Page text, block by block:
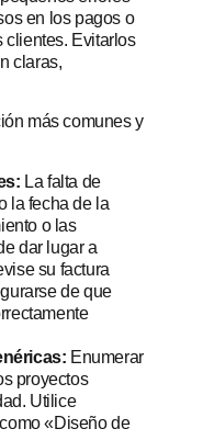
en los pagos o
clientes. Evitarlos
claras,
más comunes y
La falta de
la fecha de la
o las
dar lugar a
su factura
de que
Enumerar
proyectos
Utilice
«Diseño de